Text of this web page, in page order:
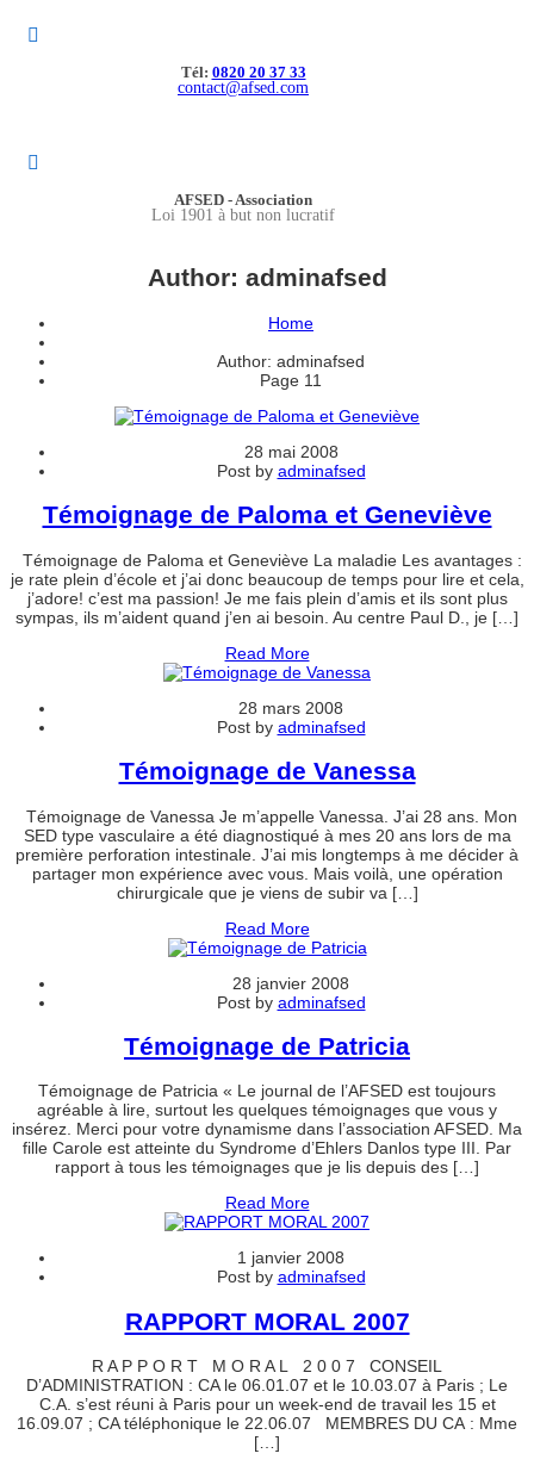
Tél: 0820 20 37 33
contact@afsed.com
AFSED - Association
Loi 1901 à but non lucratif
Author: adminafsed
Home
Author: adminafsed
Page 11
28 mai 2008
Post by adminafsed
Témoignage de Paloma et Geneviève
Témoignage de Paloma et Geneviève La maladie Les avantages :
je rate plein d’école et j’ai donc beaucoup de temps pour lire et cela,
j’adore! c’est ma passion! Je me fais plein d’amis et ils sont plus
sympas, ils m’aident quand j’en ai besoin. Au centre Paul D., je […]
Read More
28 mars 2008
Post by adminafsed
Témoignage de Vanessa
Témoignage de Vanessa Je m’appelle Vanessa. J’ai 28 ans. Mon
SED type vasculaire a été diagnostiqué à mes 20 ans lors de ma
première perforation intestinale. J’ai mis longtemps à me décider à
partager mon expérience avec vous. Mais voilà, une opération
chirurgicale que je viens de subir va […]
Read More
28 janvier 2008
Post by adminafsed
Témoignage de Patricia
Témoignage de Patricia « Le journal de l’AFSED est toujours
agréable à lire, surtout les quelques témoignages que vous y
insérez. Merci pour votre dynamisme dans l’association AFSED. Ma
fille Carole est atteinte du Syndrome d’Ehlers Danlos type III. Par
rapport à tous les témoignages que je lis depuis des […]
Read More
1 janvier 2008
Post by adminafsed
RAPPORT MORAL 2007
R A P P O R T M O R A L 2 0 0 7 CONSEIL
D’ADMINISTRATION : CA le 06.01.07 et le 10.03.07 à Paris ; Le
C.A. s’est réuni à Paris pour un week-end de travail les 15 et
16.09.07 ; CA téléphonique le 22.06.07 MEMBRES DU CA : Mme
[…]